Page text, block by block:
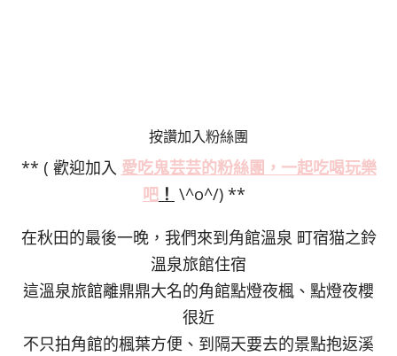
按讚加入粉絲團
** ( 歡迎加入 愛吃鬼芸芸的粉絲團，一起吃喝玩樂
吧 ！ \^o^/) **
在秋田的最後一晚，我們來到角館溫泉 町宿猫之鈴
溫泉旅館住宿
這溫泉旅館離鼎鼎大名的角館點燈夜楓、點燈夜櫻
很近
不只拍角館的楓葉方便、到隔天要去的景點抱返溪